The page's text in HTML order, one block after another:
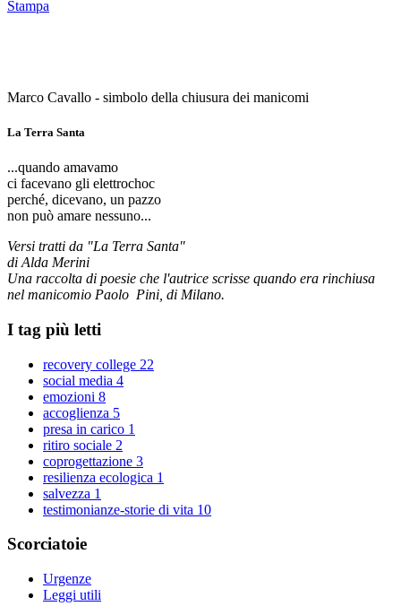
Stampa
Marco Cavallo - simbolo della chiusura dei manicomi
La Terra Santa
...quando amavamo
ci facevano gli elettrochoc
perché, dicevano, un pazzo
non può amare nessuno...
Versi tratti da "La Terra Santa"
di Alda Merini
Una raccolta di poesie che l'autrice scrisse quando era rinchiusa
nel manicomio Paolo Pini, di Milano.
I tag più letti
recovery college 22
social media 4
emozioni 8
accoglienza 5
presa in carico 1
ritiro sociale 2
coprogettazione 3
resilienza ecologica 1
salvezza 1
testimonianze-storie di vita 10
Scorciatoie
Urgenze
Leggi utili